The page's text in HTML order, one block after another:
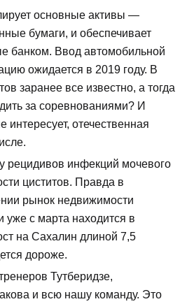
основные активы —
бумаги, и обеспечивает
банком. Ввод автомобильной
ожидается в 2019 году. В
заранее все известно, а тогда
за соревнованиями? И
интересует, отечественная
рецидивов инфекций мочевого
циститов. Правда в
рынок недвижимости
уже с марта находится в
на Сахалин длиной 7,5
дороже.
Тутберидзе,
и всю нашу команду. Это